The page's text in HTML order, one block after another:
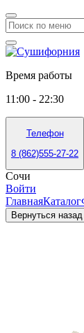
Время работы
11:00 - 22:30
Телефон
8 (862)555-27-22
Сочи
Войти
ГлавнаяКаталог
Вернуться назад